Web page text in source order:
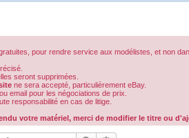
pour rendre service aux modélistes, et non
seront supprimées.
ne sera accepté, particulièrement eBay.
email pour les négociations de prix.
responsabilité en cas de litige.
votre matériel, merci de modifier le titre ou